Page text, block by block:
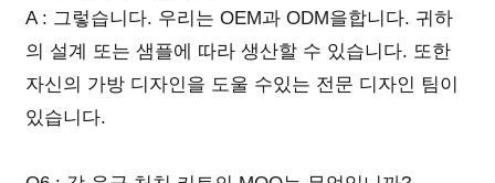
A : 그렇습니다. 우리는 OEM과 ODM을합니다. 귀하
의 설계 또는 샘플에 따라 생산할 수 있습니다. 또한
자신의 가방 디자인을 도울 수있는 전문 디자인 팀이
있습니다.